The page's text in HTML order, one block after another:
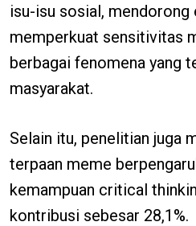
isu-isu sosial, mendorong
memperkuat sensitivitas
berbagai fenomena yang
masyarakat.
Selain itu, penelitian juga
terpaan meme
kemampuan critical
kontribusi sebesar 28,1%.